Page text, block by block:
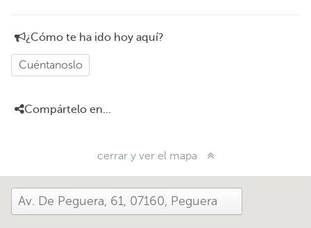
¿Cómo te ha ido hoy aquí?
Cuéntanoslo
Compártelo en...
cerrar y ver el mapa